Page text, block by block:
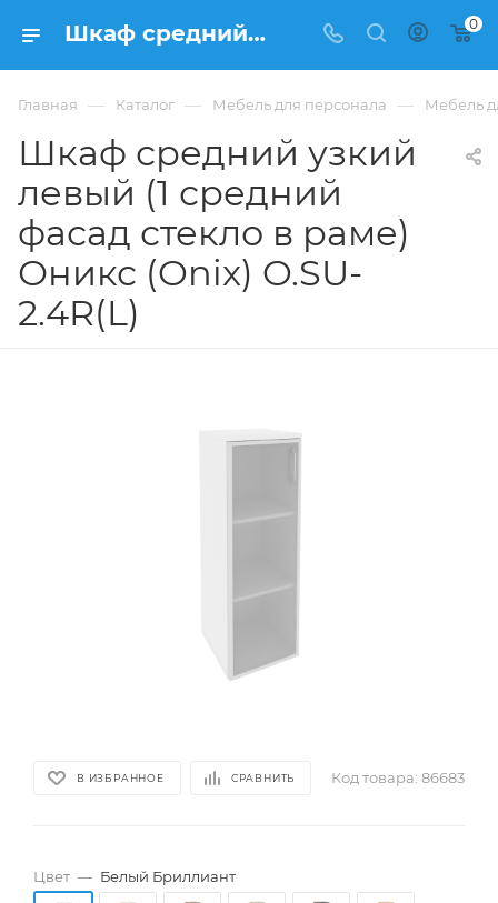
Шкаф средний узкий левый (1 средний фасад стекло в раме) Оникс (Onix) O.SU-2.4R(L) из ЛДСП купить в Москве, цена 12 309 ₽ - интернет-магазин ФРАНКОМ 0
Главная — Каталог — Мебель для персонала — Мебель
Шкаф средний узкий
левый (1 средний
фасад стекло в раме)
Оникс (Onix) O.SU-
2.4R(L)
В ИЗБРАННОЕ СРАВНИТЬ Код товара: 86683
Цвет — Белый Бриллиант